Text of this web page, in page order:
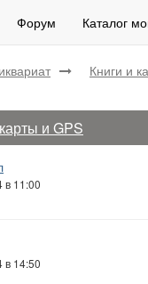
Форум Каталог
Книги и
и GPS
в 11:00
в 14:50